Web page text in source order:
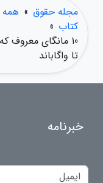
مجله حقوق » همه
کتاب »
10 مانگای معروف
تا واگاباند
خبرنامه